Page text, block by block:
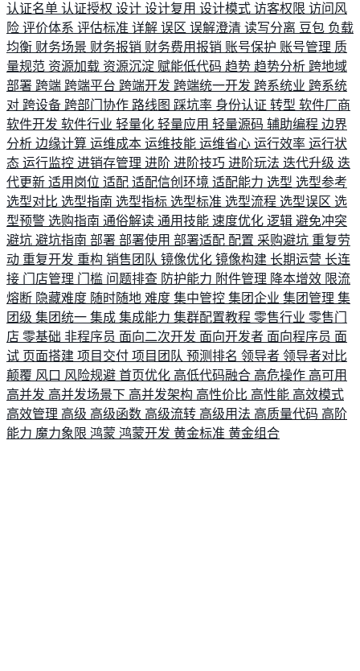
认证名单 认证授权 设计 设计复用 设计模式 访客权限 访问风
险 评价体系 评估标准 详解 误区 误解澄清 读写分离 豆包 负载
均衡 财务场景 财务报销 财务费用报销 账号保护 账号管理 质
量规范 资源加载 资源沉淀 赋能低代码 趋势 趋势分析 跨地域
部署 跨端 跨端平台 跨端开发 跨端统一开发 跨系统业 跨系统
对 跨设备 跨部门协作 路线图 踩坑率 身份认证 转型 软件厂商
软件开发 软件行业 轻量化 轻量应用 轻量源码 辅助编程 边界
分析 边缘计算 运维成本 运维技能 运维省心 运行效率 运行状
态 运行监控 进销存管理 进阶 进阶技巧 进阶玩法 迭代升级 迭
代更新 适用岗位 适配 适配信创环境 适配能力 选型 选型参考
选型对比 选型指南 选型指标 选型标准 选型流程 选型误区 选
型预警 选购指南 通俗解读 通用技能 速度优化 逻辑 避免冲突
避坑 避坑指南 部署 部署使用 部署适配 配置 采购避坑 重复劳
动 重复开发 重构 销售团队 镜像优化 镜像构建 长期运营 长连
接 门店管理 门槛 问题排查 防护能力 附件管理 降本增效 限流
熔断 隐藏难度 随时随地 难度 集中管控 集团企业 集团管理 集
团级 集团统一 集成 集成能力 集群配置教程 零售行业 零售门
店 零基础 非程序员 面向二次开发 面向开发者 面向程序员 面
试 页面搭建 项目交付 项目团队 预测排名 领导者 领导者对比
颠覆 风口 风险规避 首页优化 高低代码融合 高危操作 高可用
高并发 高并发场景下 高并发架构 高性价比 高性能 高效模式
高效管理 高级 高级函数 高级流转 高级用法 高质量代码 高阶
能力 魔力象限 鸿蒙 鸿蒙开发 黄金标准 黄金组合